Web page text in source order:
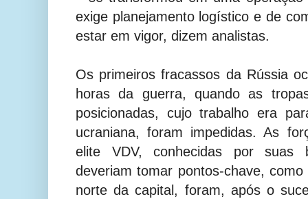
exige planejamento logístico e de
estar em vigor, dizem analistas.
Os primeiros fracassos da Rússia
horas da guerra, quando as
posicionadas, cujo trabalho era
ucraniana, foram impedidas. As
elite VDV, conhecidas por suas
deveriam tomar pontos-chave,
norte da capital, foram, após o